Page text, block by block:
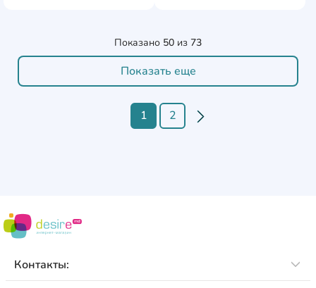
Показано 50 из 73
Показать еще
1 2
Контакты: